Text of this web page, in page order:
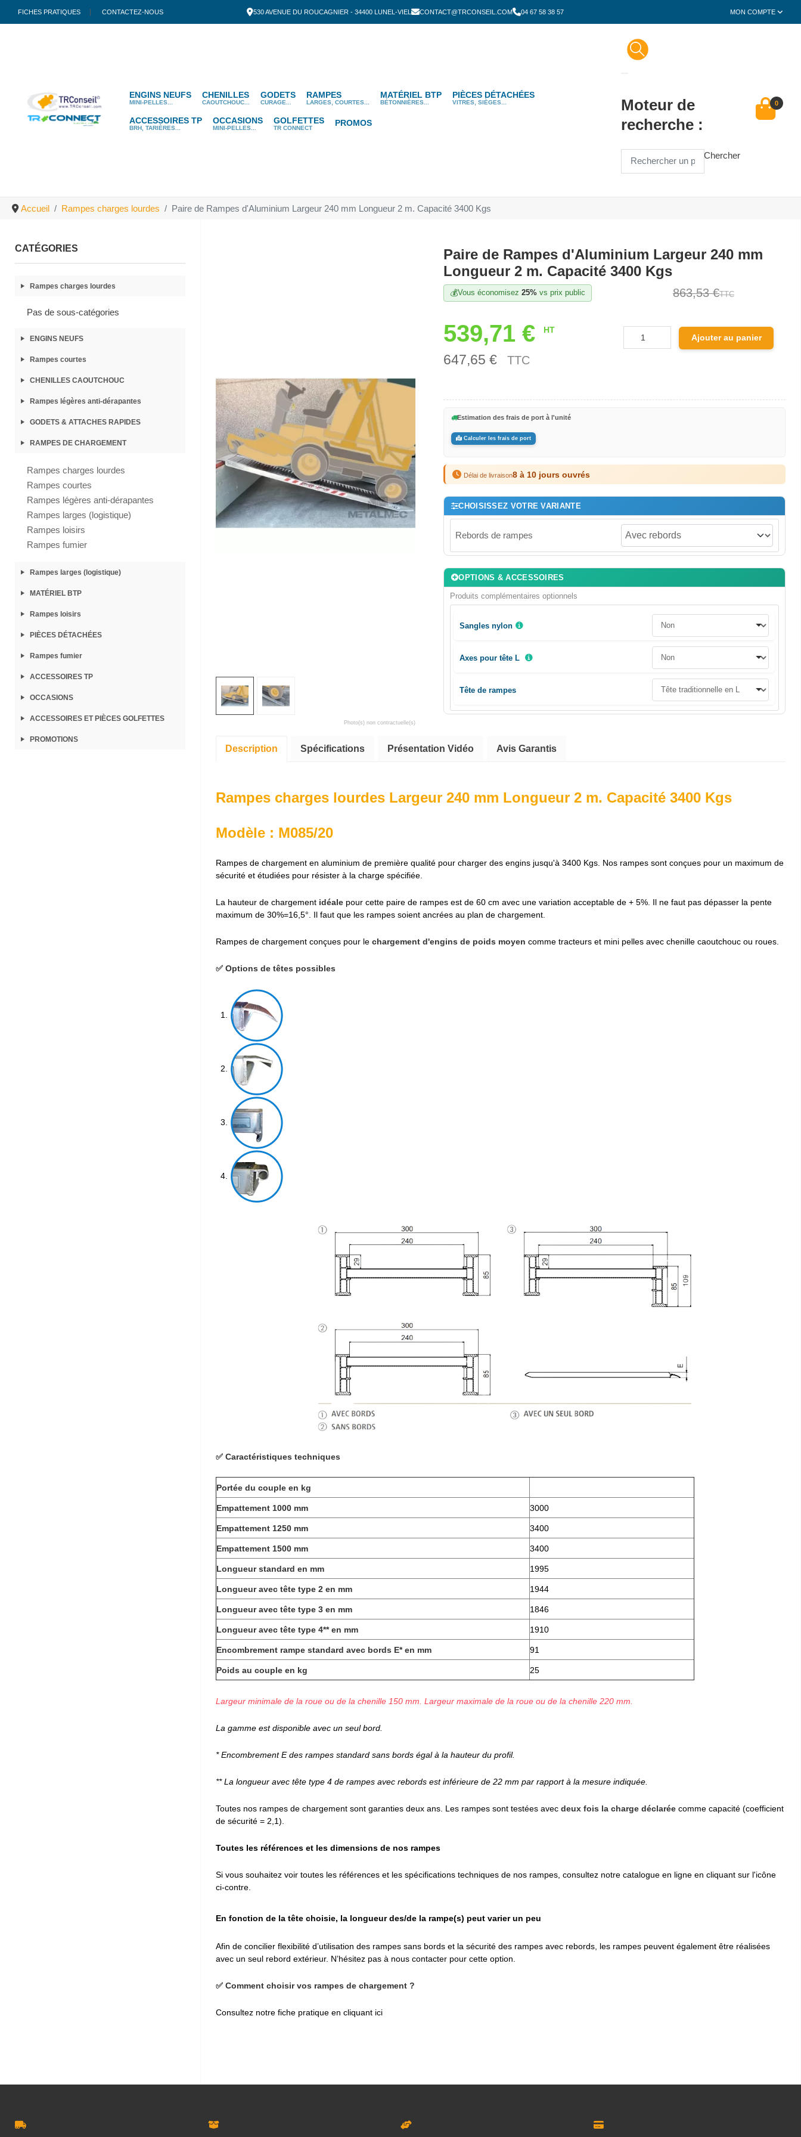
FICHES PRATIQUES CONTACTEZ-NOUS 530 AVENUE DU ROUCAGNIER - 34400 LUNEL-VIEL CONTACT@TRCONSEIL.COM 04 67 58 38 57 MON COMPTE
ENGINS NEUFS
MINI-PELLES...
CHENILLES
CAOUTCHOUC...
GODETS
CURAGE...
RAMPES
LARGES, COURTES...
MATÉRIEL BTP
BÉTONNIÈRES...
PIÈCES DÉTACHÉES
VITRES, SIÈGES...
ACCESSOIRES TP
BRH, TARIÈRES...
OCCASIONS
MINI-PELLES...
GOLFETTES
TR CONNECT PROMOS
Moteur de
recherche :
Chercher
0
Accueil Rampes charges lourdes Paire de Rampes d'Aluminium Largeur 240 mm Longueur 2 m. Capacité 3400 Kgs
CATÉGORIES
Rampes charges lourdes
Pas de sous-catégories
ENGINS NEUFS
Rampes courtes
CHENILLES CAOUTCHOUC
Rampes légères anti-dérapantes
GODETS & ATTACHES RAPIDES
RAMPES DE CHARGEMENT
Rampes charges lourdes
Rampes courtes
Rampes légères anti-dérapantes
Rampes larges (logistique)
Rampes loisirs
Rampes fumier
Rampes larges (logistique)
MATÉRIEL BTP
Rampes loisirs
PIÈCES DÉTACHÉES
Rampes fumier
ACCESSOIRES TP
OCCASIONS
ACCESSOIRES ET PIÈCES GOLFETTES
PROMOTIONS
Photo(s) non contractuelle(s)
Paire de Rampes d'Aluminium Largeur 240 mm
Longueur 2 m. Capacité 3400 Kgs
💰Vous économisez25% vs prix public 863,53 €TTC
539,71 € HT
647,65 € TTC
Ajouter au panier
Estimation des frais de port à l'unité
Calculer les frais de port
Délai de livraison8 à 10 jours ouvrés
CHOISISSEZ VOTRE VARIANTE
Rebords de rampes
OPTIONS & ACCESSOIRES
Produits complémentaires optionnels
Sangles nylon
Axes pour tête L
Tête de rampes
Description Spécifications Présentation Vidéo Avis Garantis
Rampes charges lourdes Largeur 240 mm Longueur 2 m. Capacité 3400 Kgs
Modèle : M085/20
Rampes de chargement en aluminium de première qualité pour charger des engins jusqu'à 3400 Kgs. Nos rampes sont conçues pour un maximum de
sécurité et étudiées pour résister à la charge spécifiée.
La hauteur de chargement idéale pour cette paire de rampes est de 60 cm avec une variation acceptable de + 5%. Il ne faut pas dépasser la pente
maximum de 30%=16,5°. Il faut que les rampes soient ancrées au plan de chargement.
Rampes de chargement conçues pour le chargement d'engins de poids moyen comme tracteurs et mini pelles avec chenille caoutchouc ou roues.
✅ Options de têtes possibles
✅ Caractéristiques techniques
Portée du couple en kg
Empattement 1000 mm 3000
Empattement 1250 mm 3400
Empattement 1500 mm 3400
Longueur standard en mm 1995
Longueur avec tête type 2 en mm 1944
Longueur avec tête type 3 en mm 1846
Longueur avec tête type 4** en mm 1910
Encombrement rampe standard avec bords E* en mm 91
Poids au couple en kg 25
Largeur minimale de la roue ou de la chenille 150 mm. Largeur maximale de la roue ou de la chenille 220 mm.
La gamme est disponible avec un seul bord.
* Encombrement E des rampes standard sans bords égal à la hauteur du profil.
** La longueur avec tête type 4 de rampes avec rebords est inférieure de 22 mm par rapport à la mesure indiquée.
Toutes nos rampes de chargement sont garanties deux ans. Les rampes sont testées avec deux fois la charge déclarée comme capacité (coefficient
de sécurité = 2,1).
Toutes les références et les dimensions de nos rampes
Si vous souhaitez voir toutes les références et les spécifications techniques de nos rampes, consultez notre catalogue en ligne en cliquant sur l'icône
ci-contre.
En fonction de la tête choisie, la longueur des/de la rampe(s) peut varier un peu
Afin de concilier flexibilité d’utilisation des rampes sans bords et la sécurité des rampes avec rebords, les rampes peuvent également être réalisées
avec un seul rebord extérieur. N’hésitez pas à nous contacter pour cette option.
✅ Comment choisir vos rampes de chargement ?
Consultez notre fiche pratique en cliquant ici